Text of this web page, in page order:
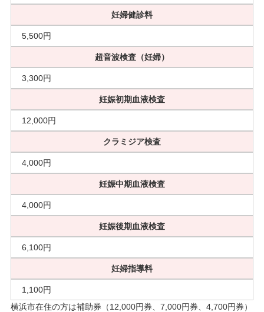
妊婦健診料
5,500円
超音波検査（妊婦）
3,300円
妊娠初期血液検査
12,000円
クラミジア検査
4,000円
妊娠中期血液検査
4,000円
妊娠後期血液検査
6,100円
妊婦指導料
1,100円
横浜市在住の方は補助券（12,000円券、7,000円券、4,700円券）